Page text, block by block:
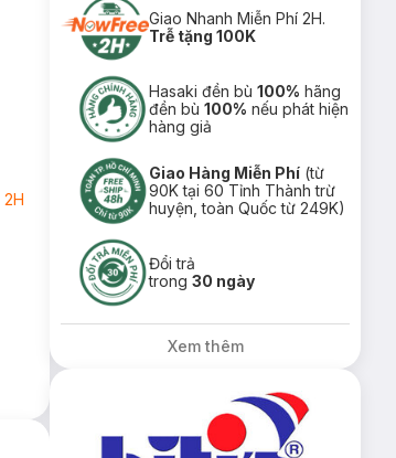
2H
Giao Nhanh Miễn Phí 2H.
Trễ tặng 100K
Hasaki đền bù100% hãng
đền bù100% nếu phát hiện
hàng giả
Giao Hàng Miễn Phí (từ
90K tại 60 Tỉnh Thành trừ
huyện, toàn Quốc từ 249K)
Đổi trả
trong30 ngày
Xem thêm